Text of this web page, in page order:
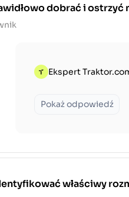
dobrać i
Ekspert
Pokaż odpowiedź
właściwy